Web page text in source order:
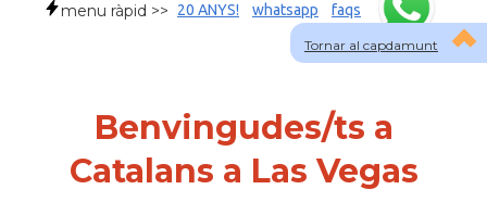
Tornar al capdamunt
menu ràpid >> 20 ANYS! whatsapp faqs
Benvingudes/ts a
Catalans a Las Vegas